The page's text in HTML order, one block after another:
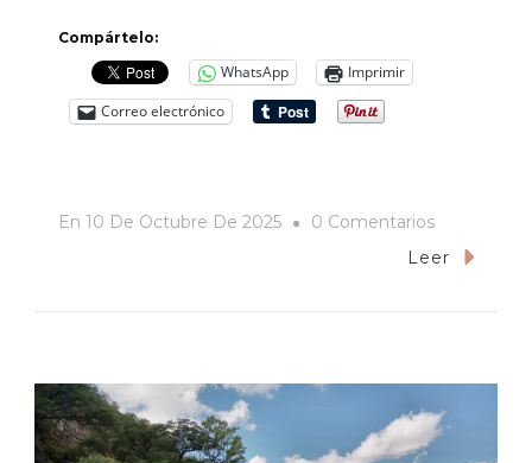
Compártelo:
WhatsApp
Imprimir
Correo electrónico
En 10 De Octubre De 2025 0 ComentariosEn
La
Del
Leer